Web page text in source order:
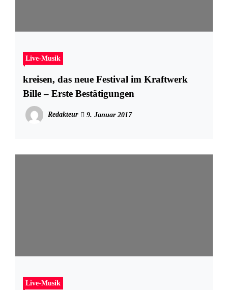
Live-Musik
kreisen, das neue Festival im Kraftwerk
Bille – Erste Bestätigungen
Redakteur 9. Januar 2017
Live-Musik